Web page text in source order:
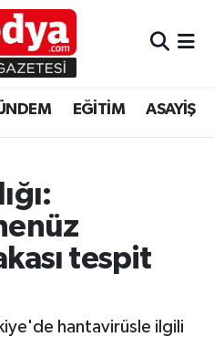
EĞİTİM ASAYİŞ
tespit
hantavirüsle ilgili
Haritası
ve Fikstür